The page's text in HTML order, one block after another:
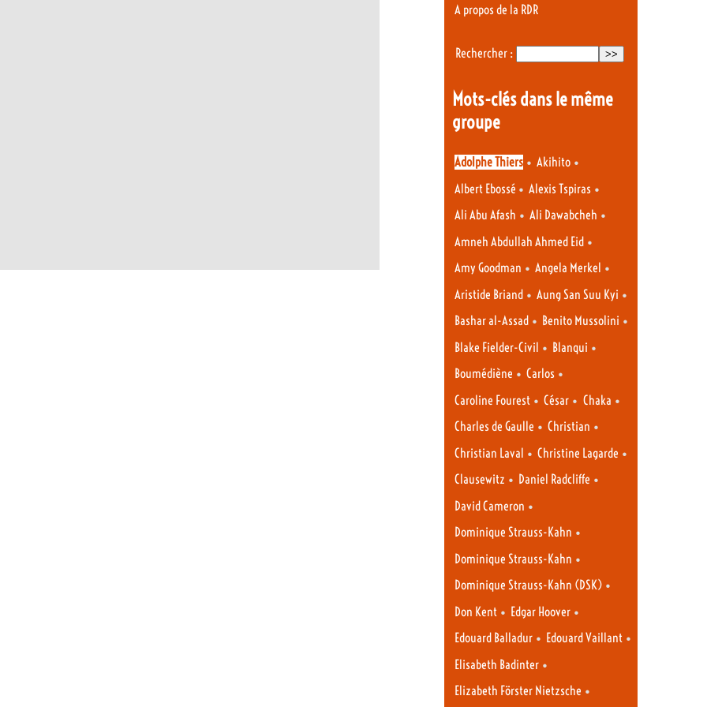
A propos de la RDR
Rechercher :
Mots-clés dans le même
groupe
Adolphe Thiers • Akihito •
Albert Ebossé • Alexis Tspiras •
Ali Abu Afash • Ali Dawabcheh •
Amneh Abdullah Ahmed Eid •
Amy Goodman • Angela Merkel •
Aristide Briand • Aung San Suu Kyi •
Bashar al-Assad • Benito Mussolini •
Blake Fielder-Civil • Blanqui •
Boumédiène • Carlos •
Caroline Fourest • César • Chaka •
Charles de Gaulle • Christian •
Christian Laval • Christine Lagarde •
Clausewitz • Daniel Radcliffe •
David Cameron •
Dominique Strauss-Kahn •
Dominique Strauss-Kahn •
Dominique Strauss-Kahn (DSK) •
Don Kent • Edgar Hoover •
Edouard Balladur • Edouard Vaillant •
Elisabeth Badinter •
Elizabeth Förster Nietzsche •